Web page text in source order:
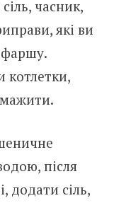
часник,
які ви
фаршу.
котлетки,
після
додати сіль,